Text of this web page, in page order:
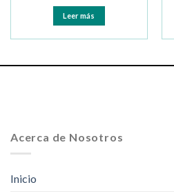
Leer más
Acerca de Nosotros
Inicio